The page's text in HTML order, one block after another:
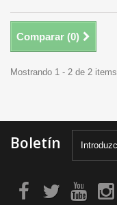
Comparar (0)
Mostrando 1 - 2 de 2 items
Boletín